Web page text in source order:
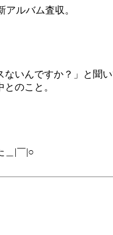
ルバム査収。
いんですか？」と聞い
のこと。
＿|￣|○